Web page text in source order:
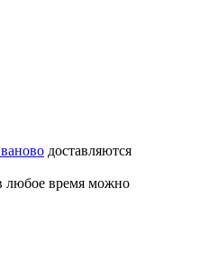
доставляются
любое время можно